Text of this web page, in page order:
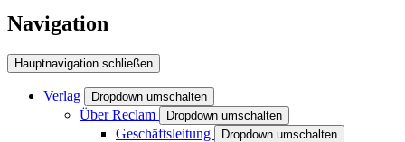
Navigation
Hauptnavigation schließen
Verlag Dropdown umschalten
Über Reclam Dropdown umschalten
Geschäftsleitung Dropdown umschalten